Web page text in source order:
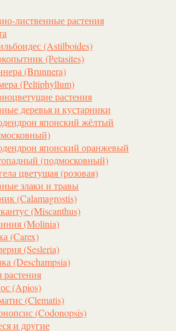
лиственные растения
(Astilboides)
(Рetasites)
(Brunnera)
(Peltiphyllum)
растения
деревья и кустарники
японский жёлтый
японский оранжевый
(подмосковный)
цветущая (розовая)
злаки и травы
(Calamagrostis)
(Miscanthus)
(Molinia)
(Carex)
(Sesleria)
(Deschampsia)
(Apios)
(Clematis)
(Codonopsis)
и другие